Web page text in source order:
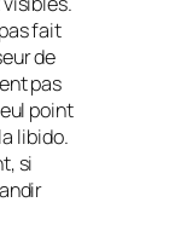
fait
de
pas
point
libido.
si